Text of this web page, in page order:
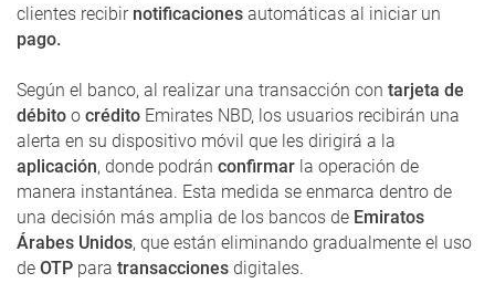
clientes recibir notificaciones automáticas al iniciar un
pago.
Según el banco, al realizar una transacción con tarjeta de
débito o crédito Emirates NBD, los usuarios recibirán una
alerta en su dispositivo móvil que les dirigirá a la
aplicación, donde podrán confirmar la operación de
manera instantánea. Esta medida se enmarca dentro de
una decisión más amplia de los bancos de Emiratos
Árabes Unidos, que están eliminando gradualmente el uso
de OTP para transacciones digitales.